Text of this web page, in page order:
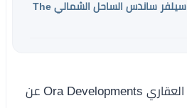
أسعار مشروع ذا كوف سيلفر ساندس الساحل الشمالي The
أعلنت شركة أورا للتطوير العقاري Ora Developments عن